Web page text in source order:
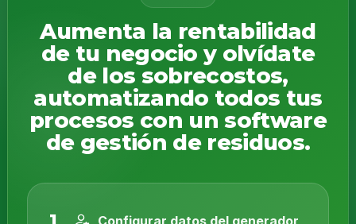
Aumenta la rentabilidad
de tu negocio y olvídate
de los sobrecostos,
automatizando todos tus
procesos con un software
de gestión de residuos.
Configurar datos del generador